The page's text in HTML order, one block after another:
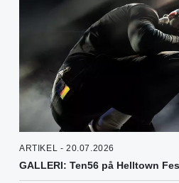
ARTIKEL - 20.07.2026
GALLERI: Ten56 på Helltown